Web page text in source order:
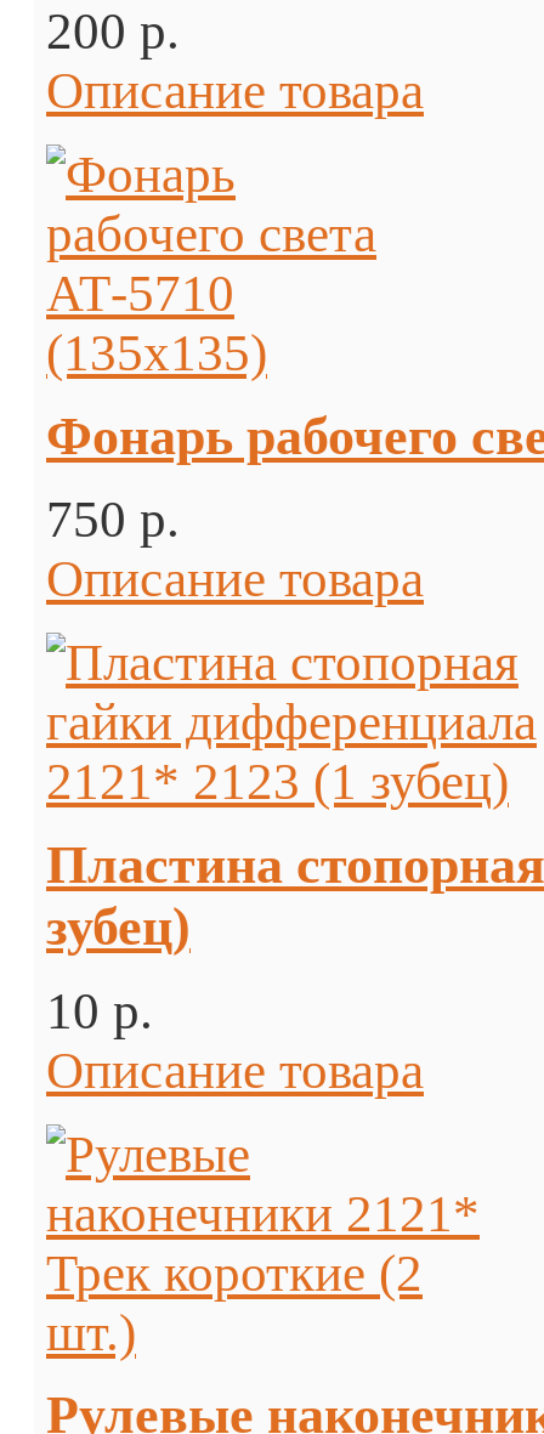
200 p.
Описание товара
Фонарь рабочего
750 p.
Описание товара
Пластина
зубец)
10 p.
Описание товара
Рулевые